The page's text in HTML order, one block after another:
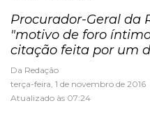
Procurador-Geral da
"motivo de foro
citação feita por um
Da Redação
terça-feira, 1 de novembro de 2016
Atualizado às 07:24